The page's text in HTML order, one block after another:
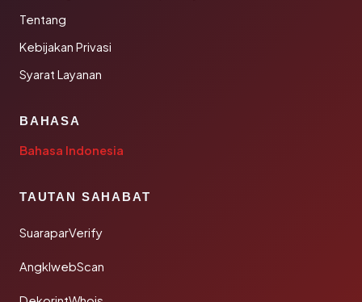
Tentang
Kebijakan Privasi
Syarat Layanan
BAHASA
Bahasa Indonesia
TAUTAN SAHABAT
SuaraparVerify
AngklwebScan